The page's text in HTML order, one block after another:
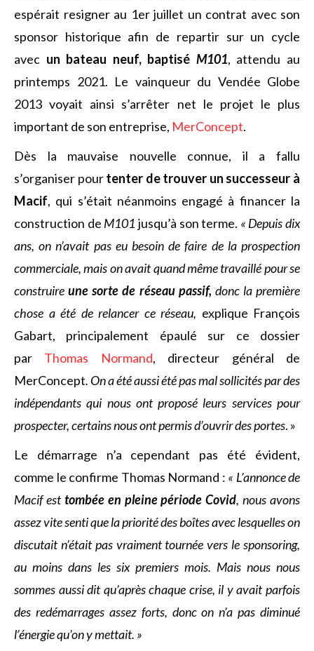
espérait resigner au 1er juillet un contrat avec son
sponsor historique afin de repartir sur un cycle
avec un bateau neuf, baptisé M101, attendu au
printemps 2021. Le vainqueur du Vendée Globe
2013 voyait ainsi s’arrêter net le projet le plus
important de son entreprise, MerConcept.
Dès la mauvaise nouvelle connue, il a fallu
s’organiser pourtenter de trouver un successeur à
Macif, qui s’était néanmoins engagé à financer la
construction de M101 jusqu’à son terme. « Depuis dix
ans, on n’avait pas eu besoin de faire de la prospection
commerciale, mais on avait quand même travaillé pour se
construireune sorte de réseau passif, donc la première
chose a été de relancer ce réseau, explique François
Gabart, principalement épaulé sur ce dossier
par Thomas Normand, directeur général de
MerConcept. On a été aussi été pas mal sollicités par des
indépendants qui nous ont proposé leurs services pour
prospecter, certains nous ont permis d’ouvrir des portes. »
Le démarrage n’a cependant pas été évident,
comme le confirme Thomas Normand : « L’annonce de
Macif esttombée en pleine période Covid, nous avons
assez vite senti que la priorité des boîtes avec lesquelles on
discutait n’était pas vraiment tournée vers le sponsoring,
au moins dans les six premiers mois. Mais nous nous
sommes aussi dit qu’après chaque crise, il y avait parfois
des redémarrages assez forts, donc on n’a pas diminué
l’énergie qu’on y mettait. »